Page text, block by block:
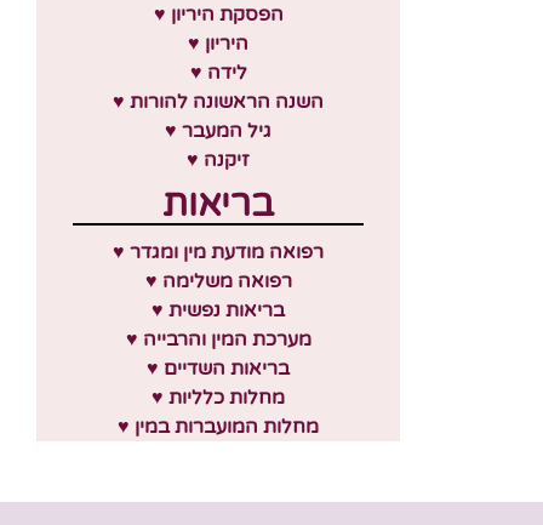
♥ הפסקת היריון
♥ היריון
♥ לידה
♥ השנה הראשונה להורות
♥ גיל המעבר
♥ זיקנה
בריאות
♥ רפואה מודעת מין ומגדר
♥ רפואה משלימה
♥ בריאות נפשית
♥ מערכת המין והרבייה
♥ בריאות השדיים
♥ מחלות כלליות
♥ מחלות המועברות במין